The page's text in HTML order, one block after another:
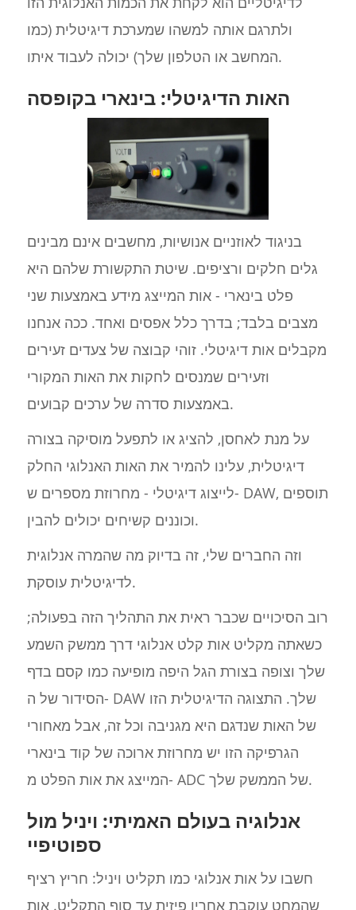
ולתרגם אותה למשהו שמערכת דיגיטלית (כמו
המחשב או הטלפון שלך) יכולה לעבוד איתו.
האות הדיגיטלי: בינארי בקופסה
בניגוד לאוזניים אנושיות, מחשבים אינם מבינים
גלים חלקים ורציפים. שיטת התקשורת שלהם היא
פלט בינארי - אות המייצג מידע באמצעות שני
מצבים בלבד; בדרך כלל אפסים ואחד. ככה אנחנו
מקבלים אות דיגיטלי. זוהי קבוצה של צעדים זעירים
וזעירים שמנסים לחקות את האות המקורי
באמצעות סדרה של ערכים קבועים.
על מנת לאחסן, להציג או לתפעל מוסיקה בצורה
דיגיטלית, עלינו להמיר את האות האנלוגי החלק
לייצוג דיגיטלי - מחרוזת מספרים ש- DAW, תוספים
וכוננים קשיחים יכולים להבין.
וזה החברים שלי, זה בדיוק מה שהמרה אנלוגית
לדיגיטלית עוסקת.
רוב הסיכויים שכבר ראית את התהליך הזה בפעולה;
כשאתה מקליט אות קלט אנלוגי דרך ממשק השמע
שלך וצופה בצורת הגל היפה מופיעה כמו קסם בדף
הסידור של ה- DAW שלך. התצוגה הדיגיטלית הזו
של האות שנדגם היא מגניבה וכל זה, אבל מאחורי
הגרפיקה הזו יש מחרוזת ארוכה של קוד בינארי
המייצג את אות הפלט מ- ADC של הממשק שלך.
אנלוגיה בעולם האמיתי: ויניל מול
ספוטיפיי
חשבו על אות אנלוגי כמו תקליט ויניל: חריץ רציף
שהמחט עוקבת אחריו פיזית עד סוף התקליט. אות